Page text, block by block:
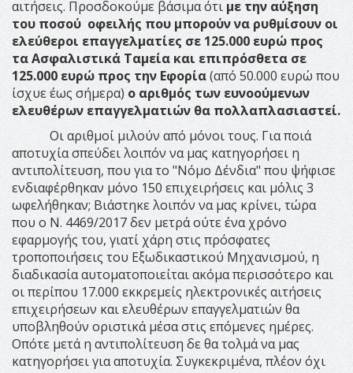
αιτήσεις. Προσδοκούμε βάσιμα ότι με την αύξηση
του ποσού οφειλής που μπορούν να ρυθμίσουν οι
ελεύθεροι επαγγελματίες σε 125.000 ευρώ προς
τα Ασφαλιστικά Ταμεία και επιπρόσθετα σε
125.000 ευρώ προς την Εφορία(από 50.000 ευρώ που
ίσχυε έως σήμερα) ο αριθμός των ευνοούμενων
ελευθέρων επαγγελματιών θα πολλαπλασιαστεί.
Οι αριθμοί μιλούν από μόνοι τους. Για ποιά
αποτυχία σπεύδει λοιπόν να μας κατηγορήσει η
αντιπολίτευση, που για το "Νόμο Δένδια" που ψήφισε
ενδιαφέρθηκαν μόνο 150 επιχειρήσεις και μόλις 3
ωφελήθηκαν; Βιάστηκε λοιπόν να μας κρίνει, τώρα
που ο Ν. 4469/2017 δεν μετρά ούτε ένα χρόνο
εφαρμογής του, γιατί χάρη στις πρόσφατες
τροποποιήσεις του Εξωδικαστικού Μηχανισμού, η
διαδικασία αυτοματοποιείται ακόμα περισσότερο και
οι περίπου 17.000 εκκρεμείς ηλεκτρονικές αιτήσεις
επιχειρήσεων και ελευθέρων επαγγελματιών θα
υποβληθούν οριστικά μέσα στις επόμενες ημέρες.
Οπότε μετά η αντιπολίτευση δε θα τολμά να μας
κατηγορήσει για αποτυχία. Συγκεκριμένα, πλέον όχι